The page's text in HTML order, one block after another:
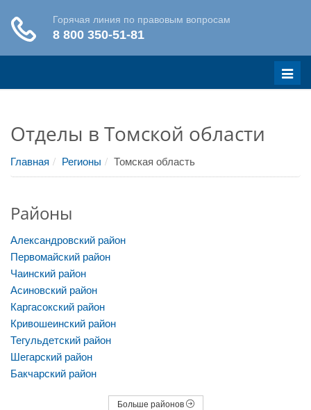
Меню
Отделы в Томской области
Главная Регионы Томская область
Районы
Александровский район
Первомайский район
Чаинский район
Асиновский район
Каргасокский район
Кривошеинский район
Тегульдетский район
Шегарский район
Бакчарский район
Больше районов